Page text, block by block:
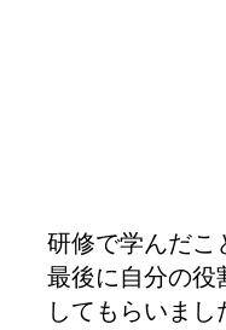
研修で学んだこ
最後に自分の役
してもらいまし